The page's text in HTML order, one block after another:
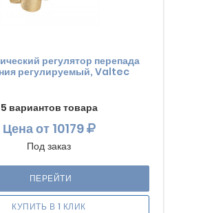
регулятор перепада
регулируемый, Valtec
5 вариантов товара
Ценаот 10179
Под заказ
ПЕРЕЙТИ
КУПИТЬ В 1 КЛИК